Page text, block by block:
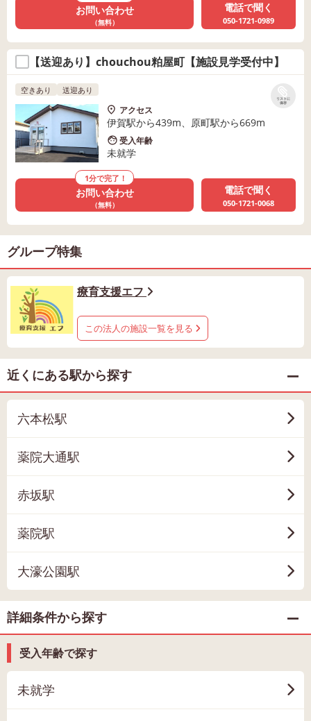
お問い合わせ
（無料）
電話で聞く
050-1721-0989
【送迎あり】chouchou粕屋町【施設見学受付中】
リストに
保存
空きあり 送迎あり
アクセス
伊賀駅から439m、原町駅から669m
受入年齢
未就学
1分で完了！
お問い合わせ
（無料）
電話で聞く
050-1721-0068
グループ特集
療育支援エフ
この法人の施設一覧を見る
近くにある駅から探す
六本松駅
薬院大通駅
赤坂駅
薬院駅
大濠公園駅
詳細条件から探す
受入年齢で探す
未就学